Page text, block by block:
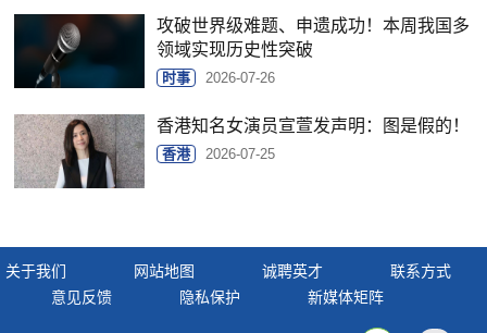
攻破世界级难题、申遗成功！本周我国多
领域实现历史性突破
时事 2026-07-26
香港知名女演员宣萱发声明：图是假的！
香港 2026-07-25
关于我们 网站地图 诚聘英才
联系方式
意见反馈
隐私保护 新媒体矩阵